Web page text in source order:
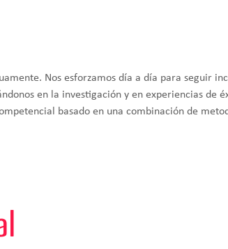
Nos esforzamos día a día para seguir
en la investigación y en experiencias de
basado en una combinación de